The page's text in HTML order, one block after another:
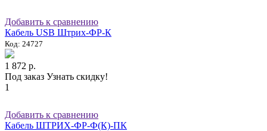
Добавить к сравнению
Кабель USB Штрих-ФР-К
Код: 24727
1 872 р.
Под заказ Узнать скидку!
1
Добавить к сравнению
Кабель ШТРИХ-ФР-Ф(К)-ПК